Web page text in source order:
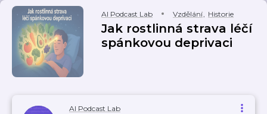
AI Podcast Lab Vzdělání, Historie
Jak rostlinná strava léčí
spánkovou deprivaci
AI Podcast Lab